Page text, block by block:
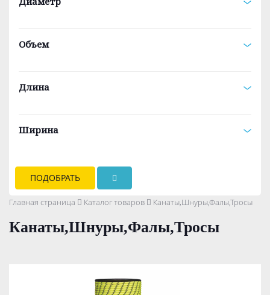
Объем
Длина
Ширина
ПОДОБРАТЬ
Главная страница Каталог товаров Канаты,Шнуры,Фалы,Тросы
Канаты,Шнуры,Фалы,Тросы